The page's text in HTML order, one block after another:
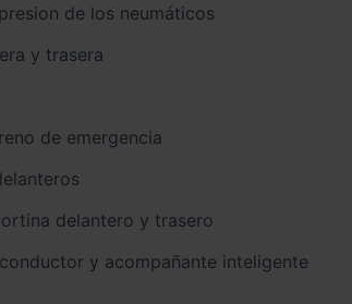
de los neumáticos
y trasera
de emergencia
delantero y trasero
y acompañante inteligente